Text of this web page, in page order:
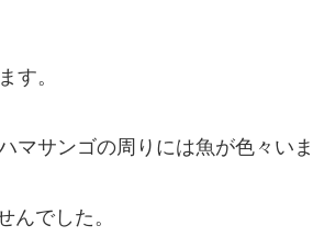
す。
マサンゴの周りには魚が色々いま
んでした。